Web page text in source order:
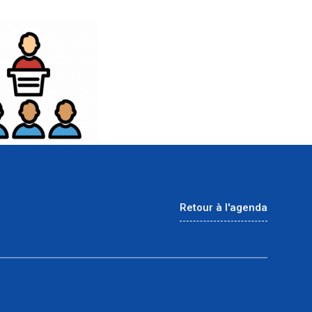
Retour à l'agenda